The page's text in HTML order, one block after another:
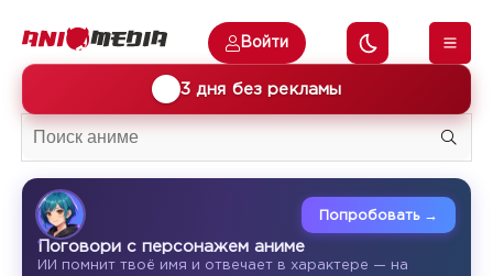
3 дня без рекламы
Войти
Поговори с персонажем аниме
ИИ помнит твоё имя и отвечает в характере — на
Попробовать →